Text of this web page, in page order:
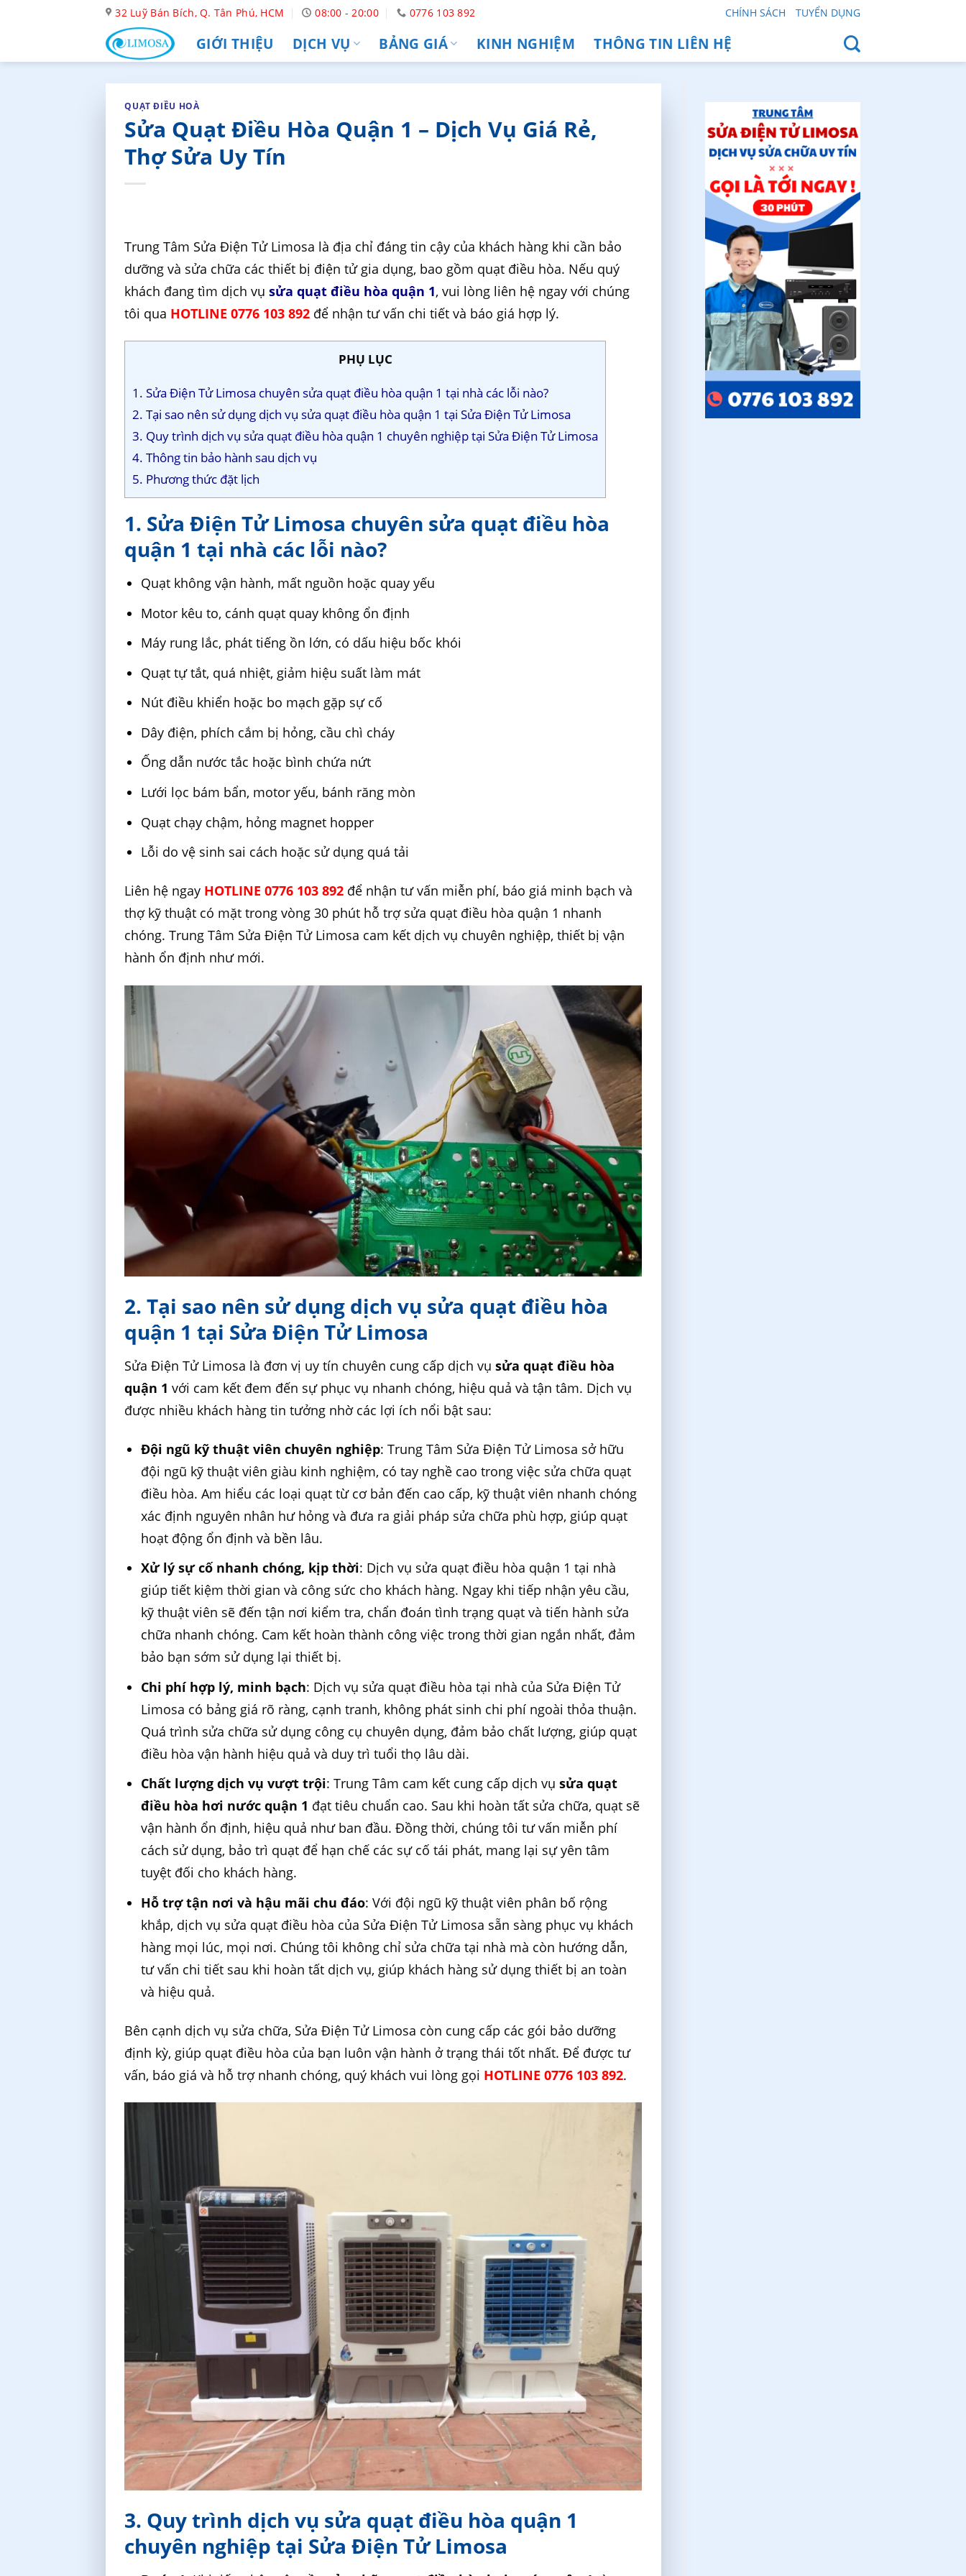
32 Luỹ Bán Bích, Q. Tân Phú, HCM 08:00 - 20:00 0776 103 892 CHÍNH SÁCH TUYỂN DỤNG
GIỚI THIỆU DỊCH VỤ BẢNG GIÁ KINH NGHIỆM THÔNG TIN LIÊN HỆ
QUẠT ĐIỀU HOÀ
Sửa Quạt Điều Hòa Quận 1 – Dịch Vụ Giá Rẻ,
Thợ Sửa Uy Tín
Trung Tâm Sửa Điện Tử Limosa là địa chỉ đáng tin cậy của khách hàng khi cần bảo
dưỡng và sửa chữa các thiết bị điện tử gia dụng, bao gồm quạt điều hòa. Nếu quý
khách đang tìm dịch vụsửa quạt điều hòa quận 1, vui lòng liên hệ ngay với chúng
tôi qua HOTLINE 0776 103 892 để nhận tư vấn chi tiết và báo giá hợp lý.
PHỤ LỤC
1. Sửa Điện Tử Limosa chuyên sửa quạt điều hòa quận 1 tại nhà các lỗi nào?
2. Tại sao nên sử dụng dịch vụ sửa quạt điều hòa quận 1 tại Sửa Điện Tử Limosa
3. Quy trình dịch vụ sửa quạt điều hòa quận 1 chuyên nghiệp tại Sửa Điện Tử Limosa
4. Thông tin bảo hành sau dịch vụ
5. Phương thức đặt lịch
1. Sửa Điện Tử Limosa chuyên sửa quạt điều hòa
quận 1 tại nhà các lỗi nào?
Quạt không vận hành, mất nguồn hoặc quay yếu
Motor kêu to, cánh quạt quay không ổn định
Máy rung lắc, phát tiếng ồn lớn, có dấu hiệu bốc khói
Quạt tự tắt, quá nhiệt, giảm hiệu suất làm mát
Nút điều khiển hoặc bo mạch gặp sự cố
Dây điện, phích cắm bị hỏng, cầu chì cháy
Ống dẫn nước tắc hoặc bình chứa nứt
Lưới lọc bám bẩn, motor yếu, bánh răng mòn
Quạt chạy chậm, hỏng magnet hopper
Lỗi do vệ sinh sai cách hoặc sử dụng quá tải
Liên hệ ngay HOTLINE 0776 103 892 để nhận tư vấn miễn phí, báo giá minh bạch và
thợ kỹ thuật có mặt trong vòng 30 phút hỗ trợ sửa quạt điều hòa quận 1 nhanh
chóng. Trung Tâm Sửa Điện Tử Limosa cam kết dịch vụ chuyên nghiệp, thiết bị vận
hành ổn định như mới.
2. Tại sao nên sử dụng dịch vụ sửa quạt điều hòa
quận 1 tại Sửa Điện Tử Limosa
Sửa Điện Tử Limosa là đơn vị uy tín chuyên cung cấp dịch vụsửa quạt điều hòa
quận 1với cam kết đem đến sự phục vụ nhanh chóng, hiệu quả và tận tâm. Dịch vụ
được nhiều khách hàng tin tưởng nhờ các lợi ích nổi bật sau:
Đội ngũ kỹ thuật viên chuyên nghiệp: Trung Tâm Sửa Điện Tử Limosa sở hữu
đội ngũ kỹ thuật viên giàu kinh nghiệm, có tay nghề cao trong việc sửa chữa quạt
điều hòa. Am hiểu các loại quạt từ cơ bản đến cao cấp, kỹ thuật viên nhanh chóng
xác định nguyên nhân hư hỏng và đưa ra giải pháp sửa chữa phù hợp, giúp quạt
hoạt động ổn định và bền lâu.
Xử lý sự cố nhanh chóng, kịp thời: Dịch vụ sửa quạt điều hòa quận 1 tại nhà
giúp tiết kiệm thời gian và công sức cho khách hàng. Ngay khi tiếp nhận yêu cầu,
kỹ thuật viên sẽ đến tận nơi kiểm tra, chẩn đoán tình trạng quạt và tiến hành sửa
chữa nhanh chóng. Cam kết hoàn thành công việc trong thời gian ngắn nhất, đảm
bảo bạn sớm sử dụng lại thiết bị.
Chi phí hợp lý, minh bạch: Dịch vụ sửa quạt điều hòa tại nhà của Sửa Điện Tử
Limosa có bảng giá rõ ràng, cạnh tranh, không phát sinh chi phí ngoài thỏa thuận.
Quá trình sửa chữa sử dụng công cụ chuyên dụng, đảm bảo chất lượng, giúp quạt
điều hòa vận hành hiệu quả và duy trì tuổi thọ lâu dài.
Chất lượng dịch vụ vượt trội: Trung Tâm cam kết cung cấp dịch vụsửa quạt
điều hòa hơi nước quận 1 đạt tiêu chuẩn cao. Sau khi hoàn tất sửa chữa, quạt sẽ
vận hành ổn định, hiệu quả như ban đầu. Đồng thời, chúng tôi tư vấn miễn phí
cách sử dụng, bảo trì quạt để hạn chế các sự cố tái phát, mang lại sự yên tâm
tuyệt đối cho khách hàng.
Hỗ trợ tận nơi và hậu mãi chu đáo: Với đội ngũ kỹ thuật viên phân bố rộng
khắp, dịch vụ sửa quạt điều hòa của Sửa Điện Tử Limosa sẵn sàng phục vụ khách
hàng mọi lúc, mọi nơi. Chúng tôi không chỉ sửa chữa tại nhà mà còn hướng dẫn,
tư vấn chi tiết sau khi hoàn tất dịch vụ, giúp khách hàng sử dụng thiết bị an toàn
và hiệu quả.
Bên cạnh dịch vụ sửa chữa, Sửa Điện Tử Limosa còn cung cấp các gói bảo dưỡng
định kỳ, giúp quạt điều hòa của bạn luôn vận hành ở trạng thái tốt nhất. Để được tư
vấn, báo giá và hỗ trợ nhanh chóng, quý khách vui lòng gọi HOTLINE 0776 103 892.
3. Quy trình dịch vụ sửa quạt điều hòa quận 1
chuyên nghiệp tại Sửa Điện Tử Limosa